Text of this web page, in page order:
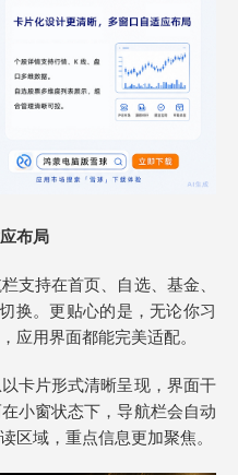
布局
支持在首页、自选、基金、
换。更贴心的是，无论你习
应用界面都能完美适配。
卡片形式清晰呈现，界面干
小窗状态下，导航栏会自动
区域，重点信息更加聚焦。